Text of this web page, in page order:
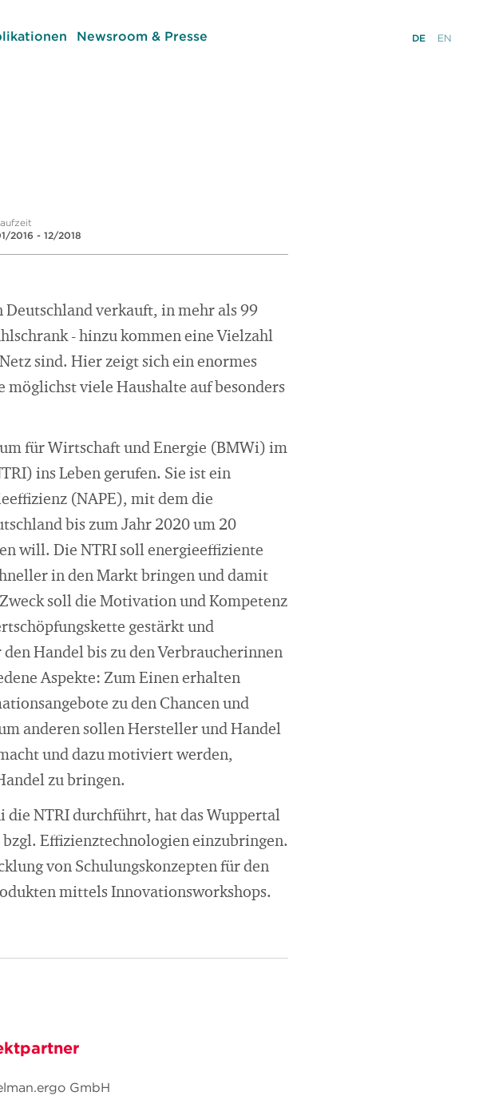
Newsroom & Presse DE EN
2016 - 12/2018
verkauft, in mehr als 99
- hinzu kommen eine Vielzahl
sind. Hier zeigt sich ein enormes
möglichst viele Haushalte auf besonders
für Wirtschaft und Energie (BMWi) im
ins Leben gerufen. Sie ist ein
(NAPE), mit dem die
bis zum Jahr 2020 um 20
will. Die NTRI soll energieeffiziente
in den Markt bringen und damit
soll die Motivation und Kompetenz
gestärkt und
Handel bis zu den Verbraucherinnen
Aspekte: Zum Einen erhalten
zu den Chancen und
anderen sollen Hersteller und Handel
und dazu motiviert werden,
zu bringen.
die NTRI durchführt, hat das Wuppertal
Effizienztechnologien einzubringen.
von Schulungskonzepten für den
mittels Innovationsworkshops.
GmbH